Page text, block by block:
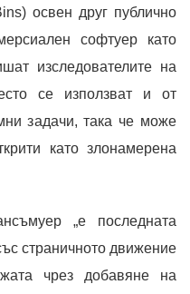
освен друг публично
софтуер като
изследователите на
се използват и от
задачи, така че може
като злонамерена
„е последната
страничното движение
чрез добавяне на